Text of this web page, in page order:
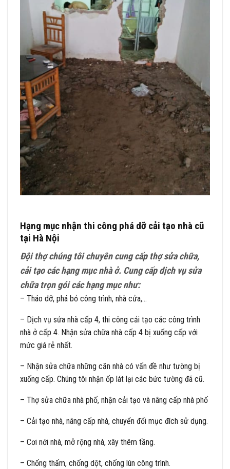
Hạng mục nhận thi công phá dỡ cải tạo nhà cũ
tại Hà Nội
Đội thợ chúng tôi chuyên cung cấp thợ sửa chữa,
cải tạo các hạng mục nhà ở. Cung cấp dịch vụ sửa
chữa trọn gói các hạng mục như:
– Tháo dỡ, phá bỏ công trình, nhà cửa,…
– Dịch vụ sửa nhà cấp 4, thi công cải tạo các công trình
nhà ở cấp 4. Nhận sửa chữa nhà cấp 4 bị xuống cấp với
mức giá rẻ nhất.
– Nhận sửa chữa những căn nhà có vấn đề như tường bị
xuống cấp. Chúng tôi nhận ốp lát lại các bức tường đã cũ.
– Thợ sửa chữa nhà phố, nhận cải tạo và nâng cấp nhà phố
– Cải tạo nhà, nâng cấp nhà, chuyển đổi mục đích sử dụng.
– Cơi nới nhà, mở rộng nhà, xây thêm tầng.
– Chống thấm, chống dột, chống lún công trình.